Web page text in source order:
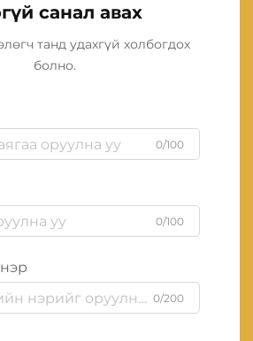
санал авах
танд удахгүй холбогдох
болно.
0/100
0/100
0/200